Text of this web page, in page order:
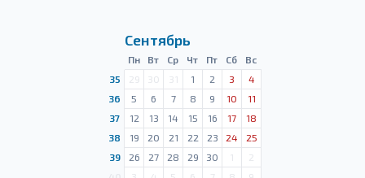
Сентябрь
Пн Вт Ср Чт Пт Сб
Вс
35
29 30 31 1 2 3
4
36
5 6 7 8 9 10
11
37
12 13 14 15 16 17
18
38
19 20 21 22 23 24
25
39
26 27 28 29 30 1
2